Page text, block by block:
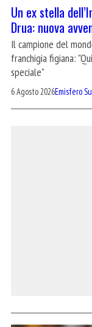
Un ex stella
Drua: nuova
Il campione del
franchigia figiana:
speciale"
6 Agosto 2026Emisfero